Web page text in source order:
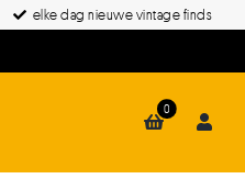
elke dag nieuwe vintage finds
0